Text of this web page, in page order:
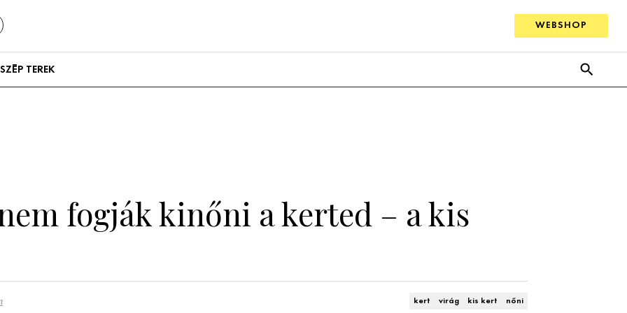
WEBSHOP
SZÉP TEREK
fogják kinőni a kerted – a kis
kert virág kis kert nőni